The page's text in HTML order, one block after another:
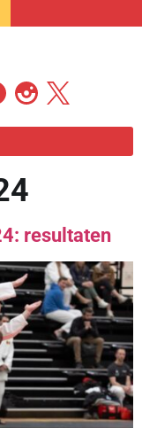
resultaten